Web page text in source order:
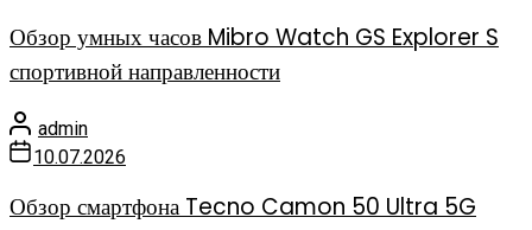
Обзор умных часов Mibro Watch GS Explorer S
спортивной направленности
admin
10.07.2026
Обзор смартфона Tecno Camon 50 Ultra 5G